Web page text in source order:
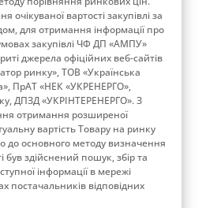
очікуваної вартості закупівлі за
для отримання інформації про
закупівлі ЧФ ДП «АМПУ»
джерела офіційних веб-сайтів
ринку», ТОВ «Українська
ПрАТ «НЕК «УКРЕНЕРГО»,
ДПЗД «УКРІНТЕРЕНЕРГО». З
отримання розширеної
вартість Товару на ринку
до основного методу визначення
був здійснений пошук, збір та
інформації в мережі
постачальників відповідних